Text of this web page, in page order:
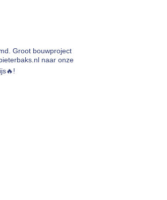
Groot bouwproject
naar onze